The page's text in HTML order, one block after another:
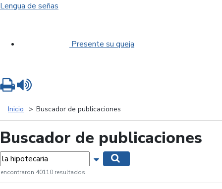
Lengua de señas
Presente su queja
Inicio Buscador de publicaciones
Buscador de publicaciones
Mostrar opciones de búsqueda
encontraron 40110 resultados.
Imprimir